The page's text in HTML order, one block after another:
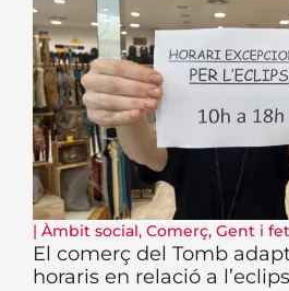
| Àmbit social, Comerç, Gent i
El comerç del Tomb
horaris en relació a